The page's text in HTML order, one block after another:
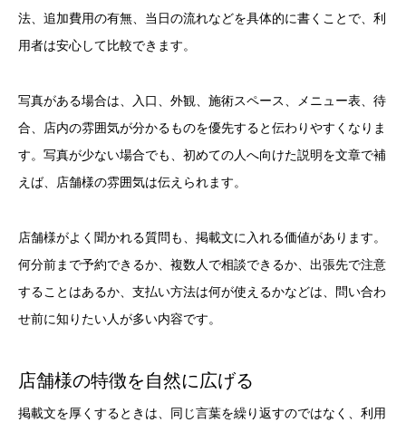
法、追加費用の有無、当日の流れなどを具体的に書くことで、利
用者は安心して比較できます。
写真がある場合は、入口、外観、施術スペース、メニュー表、待
合、店内の雰囲気が分かるものを優先すると伝わりやすくなりま
す。写真が少ない場合でも、初めての人へ向けた説明を文章で補
えば、店舗様の雰囲気は伝えられます。
店舗様がよく聞かれる質問も、掲載文に入れる価値があります。
何分前まで予約できるか、複数人で相談できるか、出張先で注意
することはあるか、支払い方法は何が使えるかなどは、問い合わ
せ前に知りたい人が多い内容です。
店舗様の特徴を自然に広げる
掲載文を厚くするときは、同じ言葉を繰り返すのではなく、利用